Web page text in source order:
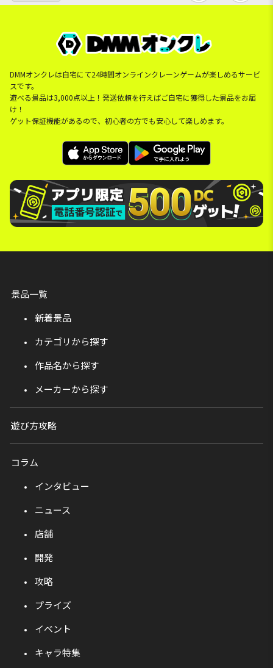
DMMオンクレは自宅にて24時間オンラインクレーンゲームが楽しめるサービ
スです。
遊べる景品は3,000点以上！発送依頼を行えばご自宅に獲得した景品をお届
け！
ゲット保証機能があるので、初心者の方でも安心して楽しめます。
景品一覧
新着景品
カテゴリから探す
作品名から探す
メーカーから探す
遊び方攻略
コラム
インタビュー
ニュース
店舗
開発
攻略
プライズ
イベント
キャラ特集